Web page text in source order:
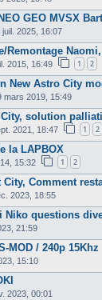
GEO MVSX
juil. 2025, 16:07
Remontage
2015, 16:49 1 2
New Astro City
mars 2019, 15:49
solution
2021, 18:47 1 2
la LAPBOX
15:32 1 2
City, Comment
2023, 18:55
Niko questions
21:59
MOD / 240p 15Khz
15:10
2023, 00:01